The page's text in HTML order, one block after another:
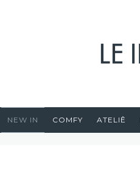
NEW IN COMFY ATELIÊ